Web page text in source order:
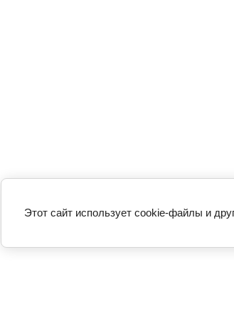
Этот сайт использует cookie-файлы и